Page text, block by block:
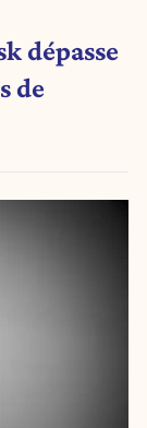
dépasse
de